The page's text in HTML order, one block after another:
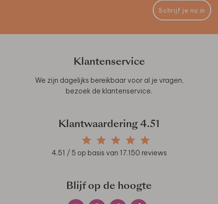
Schrijf je nu in
Klantenservice
We zijn dagelijks bereikbaar voor al je vragen,
bezoek de klantenservice.
Klantwaardering 4.51
4.51 / 5 op basis van 17.150 reviews
Blijf op de hoogte